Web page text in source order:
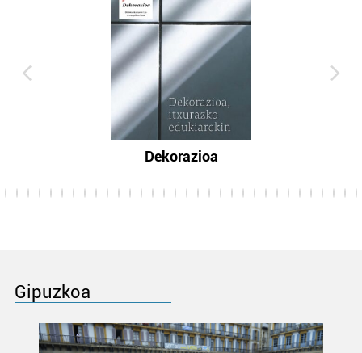
Dekorazioa
Gipuzkoa